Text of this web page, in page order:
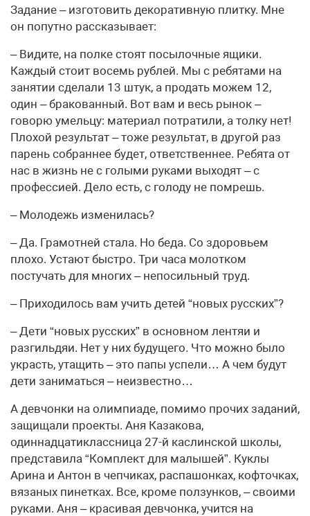
Задание – изготовить декоративную плитку. Мне
он попутно рассказывает:
– Видите, на полке стоят посылочные ящики.
Каждый стоит восемь рублей. Мы с ребятами на
занятии сделали 13 штук, а продать можем 12,
один – бракованный. Вот вам и весь рынок –
говорю умельцу: материал потратили, а толку нет!
Плохой результат – тоже результат, в другой раз
парень собраннее будет, ответственнее. Ребята от
нас в жизнь не с голыми руками выходят – с
профессией. Дело есть, с голоду не помрешь.
– Молодежь изменилась?
– Да. Грамотней стала. Но беда. Со здоровьем
плохо. Устают быстро. Три часа молотком
постучать для многих – непосильный труд.
– Приходилось вам учить детей “новых русских”?
– Дети “новых русских” в основном лентяи и
разгильдяи. Нет у них будущего. Что можно было
украсть, утащить – это папы успели… А чем будут
дети заниматься – неизвестно…
А девчонки на олимпиаде, помимо прочих заданий,
защищали проекты. Аня Казакова,
одиннадцатиклассница 27-й каслинской школы,
представила “Комплект для малышей”. Куклы
Арина и Антон в чепчиках, распашонках, кофточках,
вязаных пинетках. Все, кроме ползунков, – своими
руками. Аня – красивая девчонка, учится на